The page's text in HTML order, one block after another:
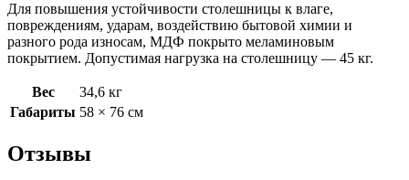
Для повышения устойчивости столешницы к влаге,
повреждениям, ударам, воздействию бытовой химии и
разного рода износам, МДФ покрыто меламиновым
покрытием. Допустимая нагрузка на столешницу — 45 кг.
Вес
34,6 кг
Габариты 58 × 76 см
Отзывы